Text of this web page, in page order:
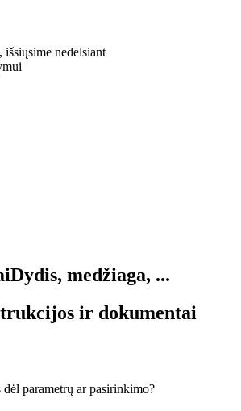
nedelsiant
Dydis, medžiaga, ...
ir dokumentai
parametrų ar pasirinkimo?